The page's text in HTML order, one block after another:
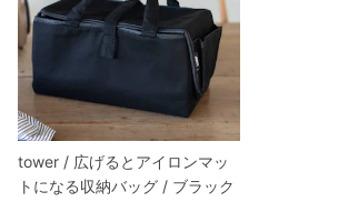
tower / 広げるとアイロンマッ
トになる収納バッグ / ブラック